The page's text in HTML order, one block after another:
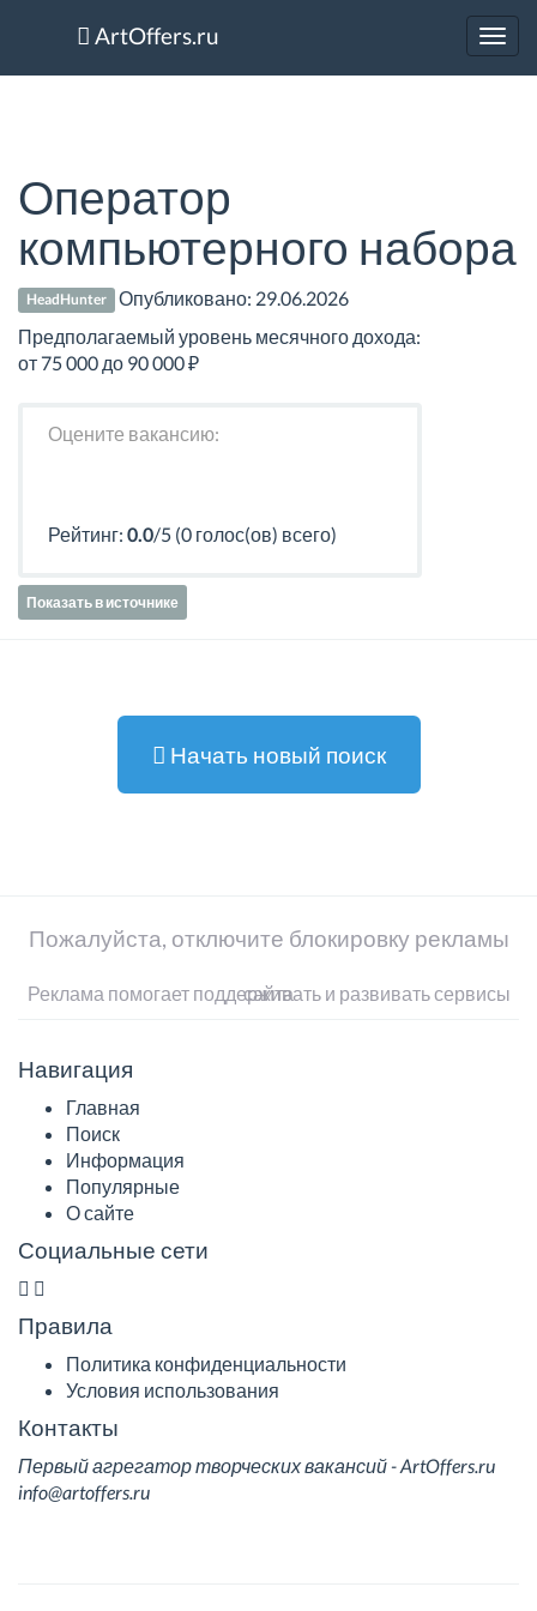
ArtOffers.ru
Оператор
компьютерного набора
HeadHunter Опубликовано: 29.06.2026
Предполагаемый уровень месячного дохода:
от 75 000 до 90 000 ₽
Оцените вакансию:
Рейтинг: 0.0/5 (0 голос(ов) всего)
Показать в источнике
Начать новый поиск
Пожалуйста, отключите блокировку рекламы
Реклама помогает поддерживать и развивать сервисы сайта
Навигация
Главная
Поиск
Информация
Популярные
О сайте
Социальные сети
Правила
Политика конфиденциальности
Условия использования
Контакты
Первый агрегатор творческих вакансий - ArtOffers.ru
info@artoffers.ru